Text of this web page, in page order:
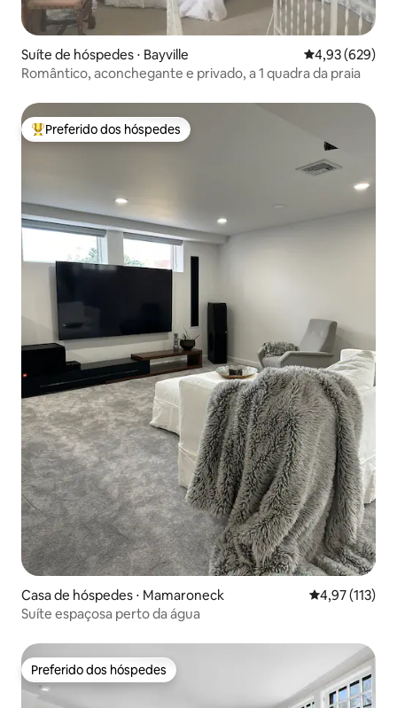
Suíte de hóspedes ⋅ Bayville 4,93 de uma
4,93 (629)
Romântico, aconchegante e privado, a 1 quadra da praia
Entre os melhores preferidos dos hóspedes
Preferido dos hóspedes
Casa de hóspedes ⋅ Mamaroneck 4,97 de uma
4,97 (113)
Suíte espaçosa perto da água
Preferido dos hóspedes
Preferido dos hóspedes